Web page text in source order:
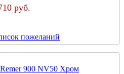
руб.
пожеланий